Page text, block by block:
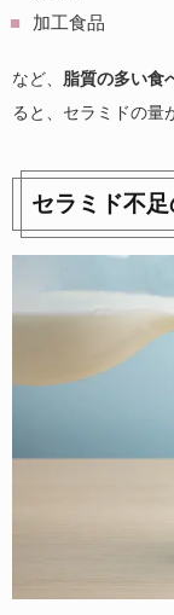
加工食品
など、 脂質の多い食
ると、セラミドの量
セラミド不足